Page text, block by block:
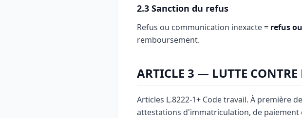
2.3 Sanction du refus
Refus ou communication inexacte = refus
remboursement.
ARTICLE 3 — LUTTE
Articles L.8222-1+ Code travail. À première
attestations d'immatriculation, de paiement